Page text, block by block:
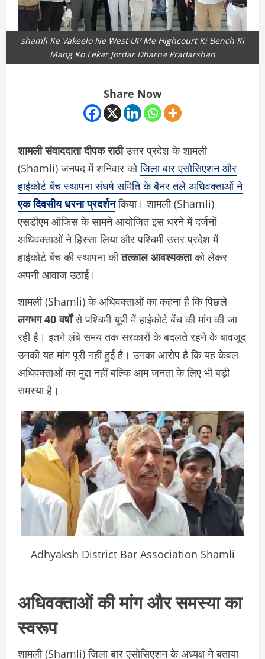
shamli Ke Vakeelo Ne West UP Me Highcourt Ki Bench Ki
Mang Ko Lekar Jordar Dharna Pradarshan
Share Now
शामली संवाददाता दीपक राठीउत्तर प्रदेश के शामली
(Shamli) जनपद में शनिवार कोजिला बार एसोसिएशन और
हाईकोर्ट बेंच स्थापना संघर्ष समिति के बैनर तले अधिवक्ताओं ने
एक दिवसीय धरना प्रदर्शनकिया। शामली (Shamli)
एसडीएम ऑफिस के सामने आयोजित इस धरने में दर्जनों
अधिवक्ताओं ने हिस्सा लिया और पश्चिमी उत्तर प्रदेश में
हाईकोर्ट बेंच की स्थापना कीतत्काल आवश्यकताको लेकर
अपनी आवाज उठाई।
शामली (Shamli) के अधिवक्ताओं का कहना है कि पिछले
लगभग 40 वर्षोंसे पश्चिमी यूपी में हाईकोर्ट बेंच की मांग की जा
रही है। इतने लंबे समय तक सरकारों के बदलते रहने के बावजूद
उनकी यह मांग पूरी नहीं हुई है। उनका आरोप है कि यह केवल
अधिवक्ताओं का मुद्दा नहीं बल्कि आम जनता के लिए भी बड़ी
समस्या है।
Adhyaksh District Bar Association Shamli
अधिवक्ताओं की मांग और समस्या का
स्वरूप
शामली (Shamli) जिला बार एसोसिएशन के अध्यक्ष ने बताया